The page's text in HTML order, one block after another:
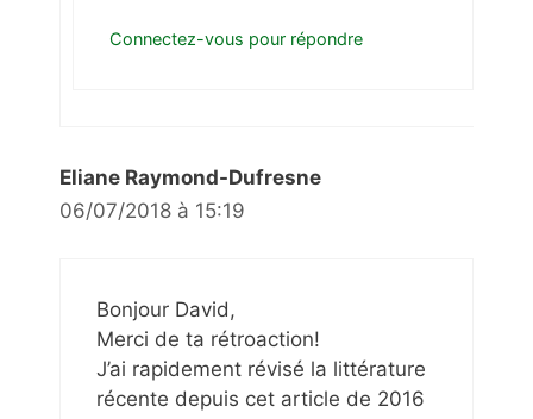
Connectez-vous pour répondre
Eliane Raymond-Dufresne
06/07/2018 à 15:19
Bonjour David,
Merci de ta rétroaction!
J’ai rapidement révisé la littérature
récente depuis cet article de 2016